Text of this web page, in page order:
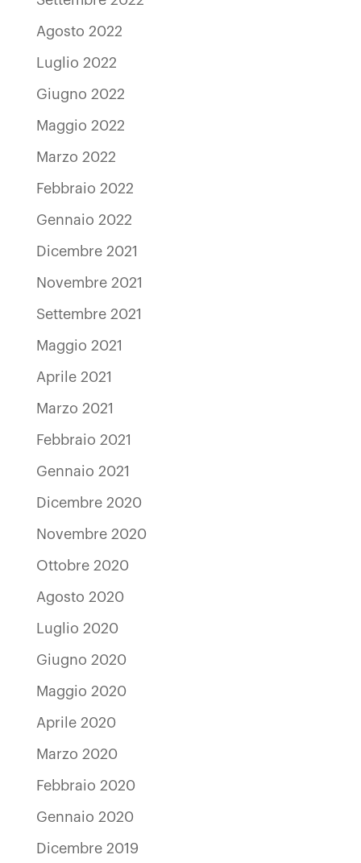
Agosto 2022
Luglio 2022
Giugno 2022
Maggio 2022
Marzo 2022
Febbraio 2022
Gennaio 2022
Dicembre 2021
Novembre 2021
Settembre 2021
Maggio 2021
Aprile 2021
Marzo 2021
Febbraio 2021
Gennaio 2021
Dicembre 2020
Novembre 2020
Ottobre 2020
Agosto 2020
Luglio 2020
Giugno 2020
Maggio 2020
Aprile 2020
Marzo 2020
Febbraio 2020
Gennaio 2020
Dicembre 2019